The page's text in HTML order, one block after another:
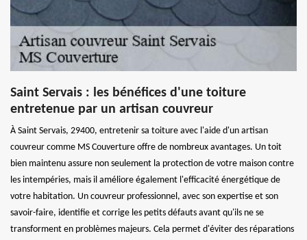
Saint Servais : les bénéfices d'une toiture
entretenue par un artisan couvreur
À Saint Servais, 29400, entretenir sa toiture avec l'aide d'un artisan
couvreur comme MS Couverture offre de nombreux avantages. Un toit
bien maintenu assure non seulement la protection de votre maison contre
les intempéries, mais il améliore également l'efficacité énergétique de
votre habitation. Un couvreur professionnel, avec son expertise et son
savoir-faire, identifie et corrige les petits défauts avant qu'ils ne se
transforment en problèmes majeurs. Cela permet d'éviter des réparations